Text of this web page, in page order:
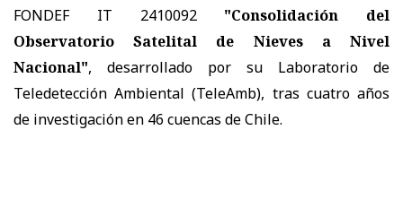
FONDEF IT 2410092
"Consolidación del
Observatorio Satelital de Nieves a Nivel
Nacional", desarrollado por su Laboratorio de
Teledetección Ambiental (TeleAmb), tras cuatro años
de investigación en 46 cuencas de Chile.